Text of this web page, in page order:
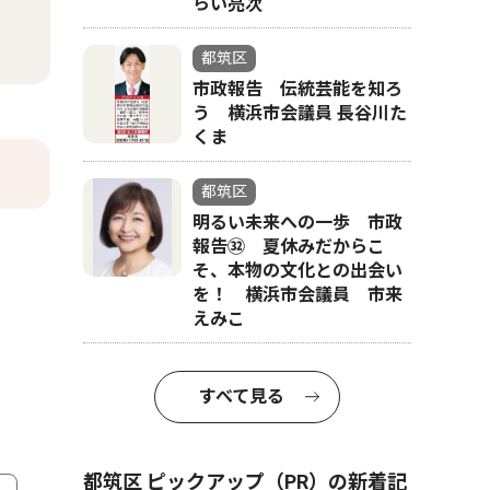
都筑区
市政報告 伝統芸能を知ろ
う 横浜市会議員 長谷川た
くま
都筑区
明るい未来への一歩 市政
報告㉜ 夏休みだからこ
そ、本物の文化との出会い
を！ 横浜市会議員 市来
えみこ
すべて見る
都筑区 ピックアップ（PR）の新着記